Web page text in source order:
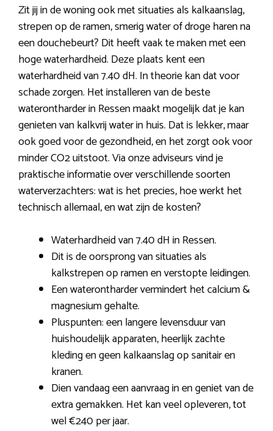
Zit jij in de woning ook met situaties als kalkaanslag,
strepen op de ramen, smerig water of droge haren na
een douchebeurt? Dit heeft vaak te maken met een
hoge waterhardheid. Deze plaats kent een
waterhardheid van 7.40 dH. In theorie kan dat voor
schade zorgen. Het installeren van de beste
waterontharder in Ressen maakt mogelijk dat je kan
genieten van kalkvrij water in huis. Dat is lekker, maar
ook goed voor de gezondheid, en het zorgt ook voor
minder CO2 uitstoot. Via onze adviseurs vind je
praktische informatie over verschillende soorten
waterverzachters: wat is het precies, hoe werkt het
technisch allemaal, en wat zijn de kosten?
Waterhardheid van 7.40 dH in Ressen.
Dit is de oorsprong van situaties als
kalkstrepen op ramen en verstopte leidingen.
Een waterontharder vermindert het calcium &
magnesium gehalte.
Pluspunten: een langere levensduur van
huishoudelijk apparaten, heerlijk zachte
kleding en geen kalkaanslag op sanitair en
kranen.
Dien vandaag een aanvraag in en geniet van de
extra gemakken. Het kan veel opleveren, tot
wel €240 per jaar.